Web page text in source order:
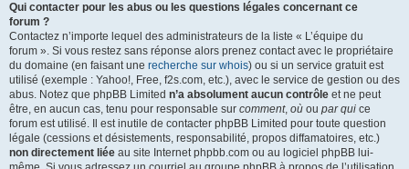
Qui contacter pour les abus ou les questions légales concernant ce
forum ?
Contactez n’importe lequel des administrateurs de la liste « L’équipe du
forum ». Si vous restez sans réponse alors prenez contact avec le propriétaire
du domaine (en faisant une recherche sur whois) ou si un service gratuit est
utilisé (exemple : Yahoo!, Free, f2s.com, etc.), avec le service de gestion ou des
abus. Notez que phpBB Limited n’a absolument aucun contrôle et ne peut
être, en aucun cas, tenu pour responsable sur comment, où ou par qui ce
forum est utilisé. Il est inutile de contacter phpBB Limited pour toute question
légale (cessions et désistements, responsabilité, propos diffamatoires, etc.)
non directement liée au site Internet phpbb.com ou au logiciel phpBB lui-